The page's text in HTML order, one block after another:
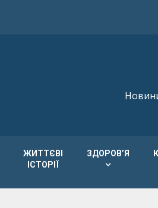
ЖИТТЄВІ
ІСТОРІЇ
ЗДОРОВ’Я